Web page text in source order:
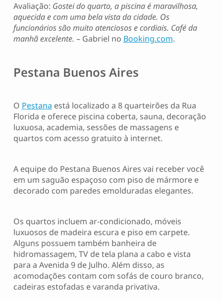
Avaliação: Gostei do quarto, a piscina é maravilhosa,
aquecida e com uma bela vista da cidade. Os
funcionários são muito atenciosos e cordiais. Café da
manhã excelente. – Gabriel no Booking.com.
Pestana Buenos Aires
O Pestana está localizado a 8 quarteirões da Rua
Florida e oferece piscina coberta, sauna, decoração
luxuosa, academia, sessões de massagens e
quartos com acesso gratuito à internet.
A equipe do Pestana Buenos Aires vai receber você
em um saguão espaçoso com piso de mármore e
decorado com paredes emolduradas elegantes.
Os quartos incluem ar-condicionado, móveis
luxuosos de madeira escura e piso em carpete.
Alguns possuem também banheira de
hidromassagem, TV de tela plana a cabo e vista
para a Avenida 9 de Julho. Além disso, as
acomodações contam com sofás de couro branco,
cadeiras estofadas e varanda privativa.